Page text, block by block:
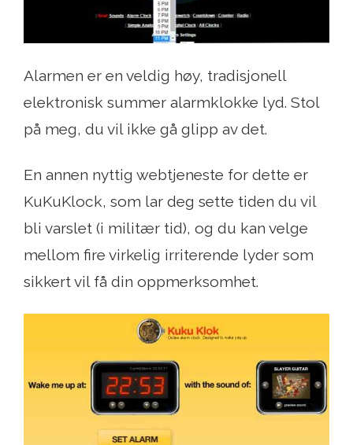
Alarmen er en veldig høy, tradisjonell
elektronisk summer alarmklokke lyd. Stol
på meg, du vil ikke gå glipp av det.
En annen nyttig webtjeneste for dette er
KuKuKlock, som lar deg sette tiden du vil
bli varslet (i militær tid), og du kan velge
mellom fire virkelig irriterende lyder som
sikkert vil få din oppmerksomhet.